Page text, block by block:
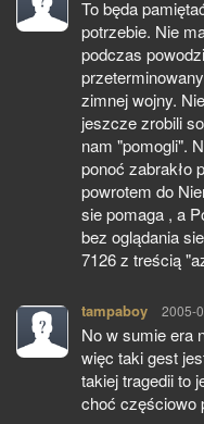
To będa
potrzebie. Nie
podczas
zimnej wojny.
jeszcze zrobili
nam "pomogli".
ponoć zabrakło
powrotem do
sie pomaga , a
bez oglądania
7126 z treścią
tampaboy pisze:
2005-
No w sumie era
więc taki gest
takiej tragedii to
choć częściowo